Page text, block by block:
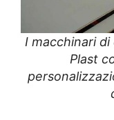
I macchinari
Plast